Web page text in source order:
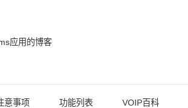
应用的博客
意事项 功能列表 VOIP百科